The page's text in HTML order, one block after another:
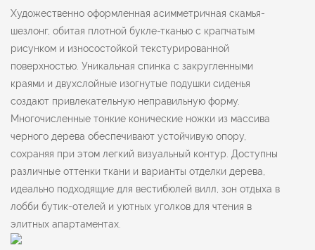
Художественно оформленная асимметричная скамья-
шезлонг, обитая плотной букле-тканью с крапчатым
рисунком и износостойкой текстурированной
поверхностью. Уникальная спинка с закругленными
краями и двухслойные изогнутые подушки сиденья
создают привлекательную неправильную форму.
Многочисленные тонкие конические ножки из массива
черного дерева обеспечивают устойчивую опору,
сохраняя при этом легкий визуальный контур. Доступны
различные оттенки ткани и варианты отделки дерева,
идеально подходящие для вестибюлей вилл, зон отдыха в
лобби бутик-отелей и уютных уголков для чтения в
элитных апартаментах.